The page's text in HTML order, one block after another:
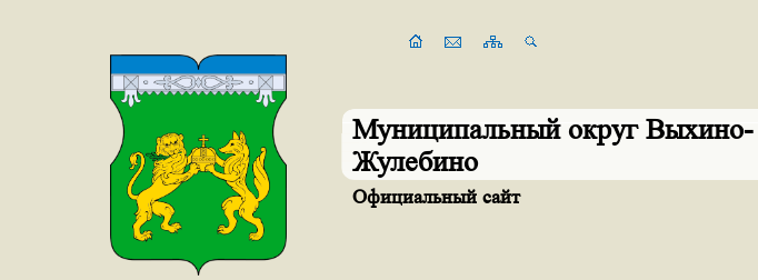
Муниципальный округ Выхино-
Жулебино
Официальный сайт